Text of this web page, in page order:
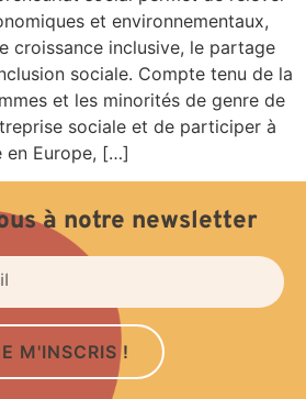
et environnementaux,
croissance inclusive, le partage
sociale. Compte tenu de la
et les minorités de genre de
sociale et de participer à
en Europe, […]
à notre newsletter
M'INSCRIS !